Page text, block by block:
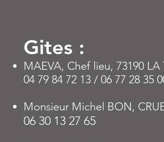
Gites :
MAEVA, Chef lieu, 73190 LA
04 79 84 72 13 / 06 77 28 35
Monsieur Michel BON,
06 30 13 27 65